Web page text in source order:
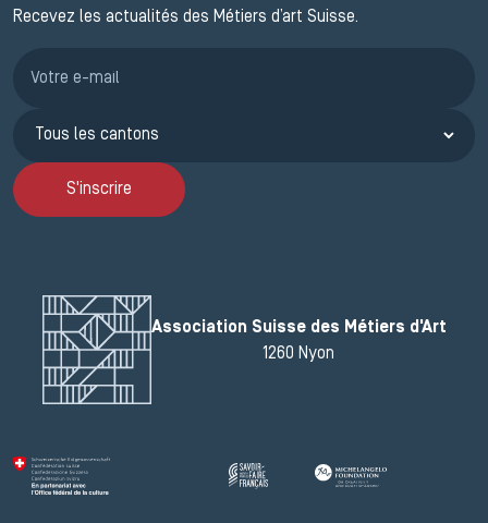
Recevez les actualités des Métiers d’art Suisse.
S'inscrire
Association Suisse des Métiers d'Art
1260 Nyon